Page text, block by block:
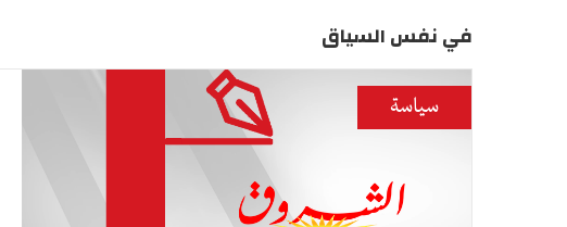
في نفس السياق
سياسة